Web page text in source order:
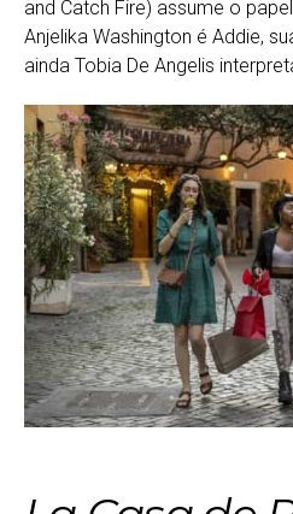
and Catch Fire) assume o
Anjelika Washington é Addie,
ainda Tobia De Angelis